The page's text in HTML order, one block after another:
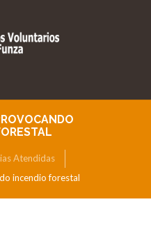
Atendidas
incendio forestal